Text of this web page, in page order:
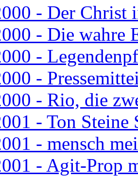
- Der Christ
- Die wahre
-
-
- Rio, die
- Ton Steine
- mensch
- Agit-Prop